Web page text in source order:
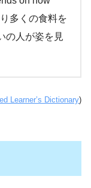
多くの食料を
の人が姿を見
Learner’s Dictionary)